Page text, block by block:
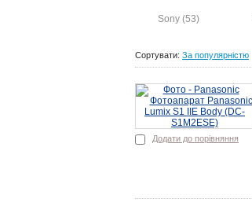
Sony (53)
Сортувати: За популярністю
Додати до порівняння